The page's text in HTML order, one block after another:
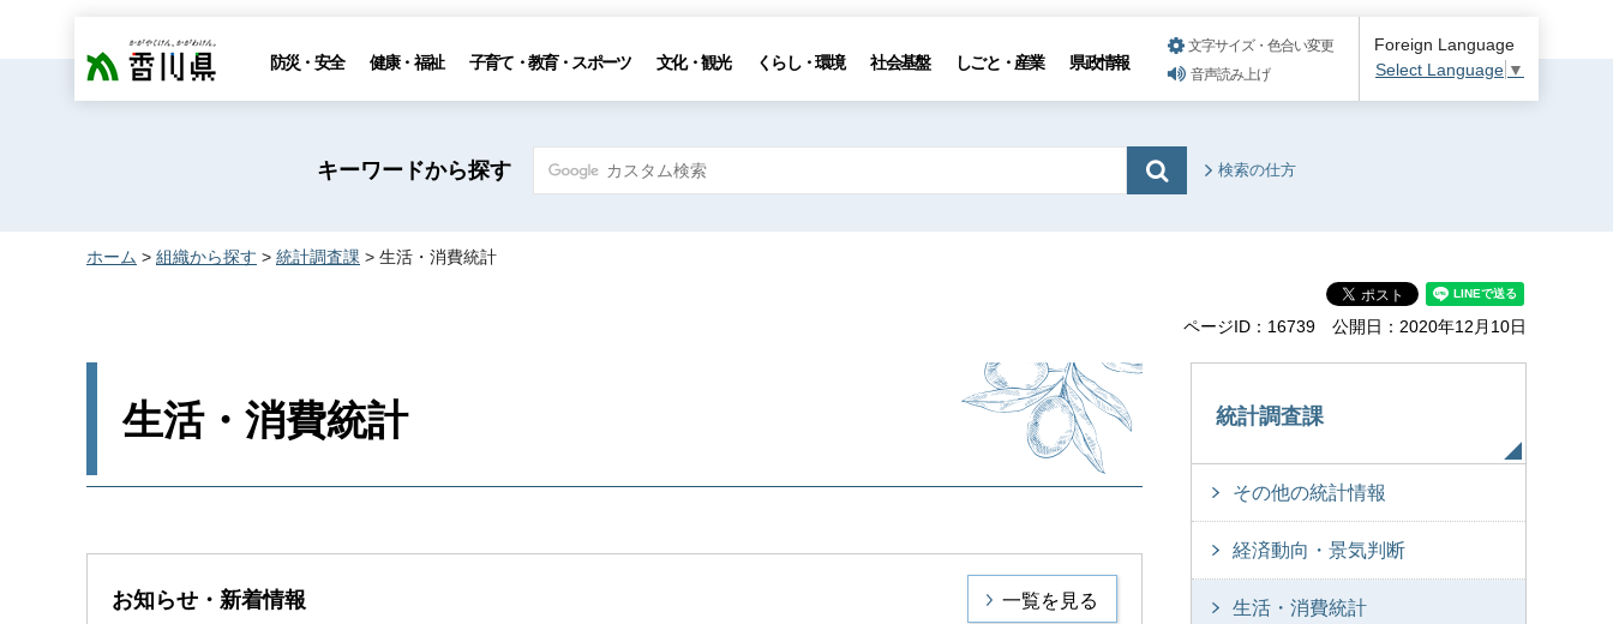
香川県 防災・安全 健康・福祉 子育て・教育・スポーツ 文化・観光 くらし・環境 社会基盤 しごと・産業 県政情報
文字サイズ・色合い変更
音声読み上げ
Foreign Language
Select Language ▼
キーワードから探す 検索の仕方
ホーム > 組織から探す > 統計調査課 > 生活・消費統計
ページID：16739 公開日：2020年12月10日
生活・消費統計
お知らせ・新着情報 一覧を見る
統計調査課
その他の統計情報
経済動向・景気判断
生活・消費統計